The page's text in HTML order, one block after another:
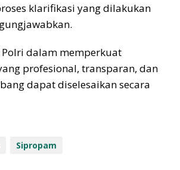
klarifikasi yang dilakukan
dalam memperkuat
profesional, transparan, dan
dapat diselesaikan secara
Sipropam